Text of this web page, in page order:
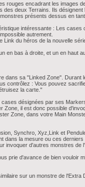
rouges encadrant les images
des deux Terrains. Ils
présents dessus en
intéressante : Les
autrement.
Link du héros de la nouvelle
en bas à droite, et un en haut
dans sa "Linked Zone".
contrôlez : Vous pouvez
la carte."
désignées par ses
Zone, il est donc possible
Zone, dans votre Main
Synchro, Xyz,Link et
dans la mesure ou ces
invoquer d'autres monstres de
prie d'avance de bien vouloir
sur un monstre de